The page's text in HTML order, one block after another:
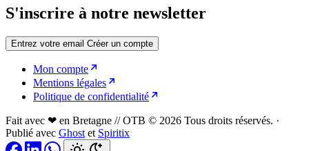
S'inscrire à notre newsletter
Entrez votre email Créer un compte
Mon compte
Mentions légales
Politique de confidentialité
Fait avec ❤ en Bretagne // OTB © 2026 Tous droits réservés. ·
Publié avec Ghost et Spiritix